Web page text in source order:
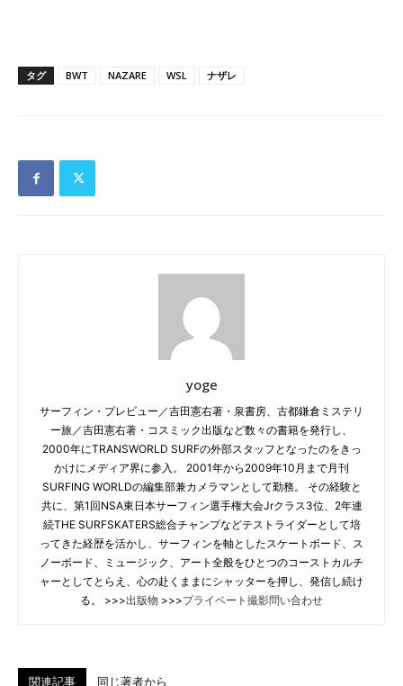
タグ BWT NAZARE WSL ナザレ
yoge
サーフィン・プレビュー／吉田憲右著・泉書房、古都鎌倉ミステリ
ー旅／吉田憲右著・コスミック出版など数々の書籍を発行し、
2000年にTRANSWORLD SURFの外部スタッフとなったのをきっ
かけにメディア界に参入。 2001年から2009年10月まで月刊
SURFING WORLDの編集部兼カメラマンとして勤務。 その経験と
共に、第1回NSA東日本サーフィン選手権大会Jrクラス3位、2年連
続THE SURFSKATERS総合チャンプなどテストライダーとして培
ってきた経歴を活かし、サーフィンを軸としたスケートボード、ス
ノーボード、ミュージック、アート全般をひとつのコーストカルチ
ャーとしてとらえ、心の赴くままにシャッターを押し、発信し続け
る。 >>>出版物 >>>プライベート撮影問い合わせ
関連記事 同じ著者から